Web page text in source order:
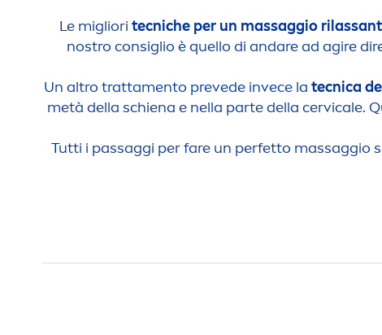
Le migliori tecniche per un massaggio
nostro consiglio è quello di andare ad agire
Un altro trattamento prevede invece la tecnica
metà della schiena e nella parte della cervicale.
Tutti i passaggi per fare un perfetto massaggio